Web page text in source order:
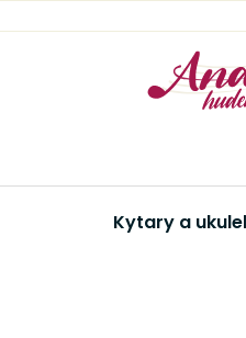
na
Kytary a